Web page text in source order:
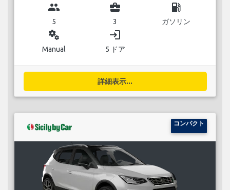
group
5
business_center
3
local_gas_station
ガソリン
miscellaneous_services
Manual
login
5 ドア
詳細表示...
コンパクト